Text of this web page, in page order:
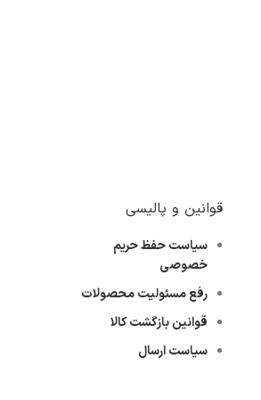
قوانین و پالیسی
سیاست حفظ حریم
خصوصی
رفع مسئولیت محصولات
قوانین بازگشت کالا
سیاست ارسال